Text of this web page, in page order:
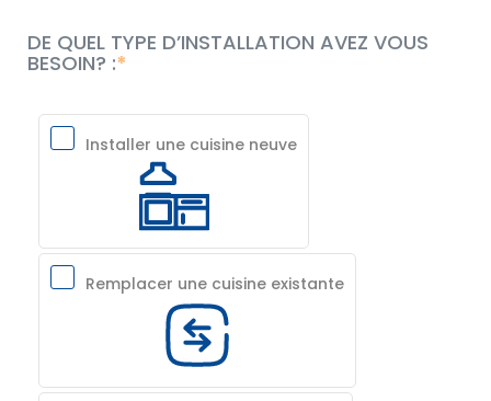
DE QUEL TYPE D’INSTALLATION AVEZ VOUS
BESOIN? :
Installer une cuisine neuve
Remplacer une cuisine existante